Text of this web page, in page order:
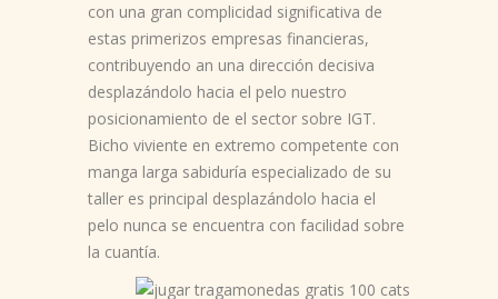
con una gran complicidad significativa de
estas primerizos empresas financieras,
contribuyendo an una dirección decisiva
desplazándolo hacia el pelo nuestro
posicionamiento de el sector sobre IGT.
Bicho viviente en extremo competente con
manga larga sabiduría especializado de su
taller es principal desplazándolo hacia el
pelo nunca se encuentra con facilidad sobre
la cuantí­a.